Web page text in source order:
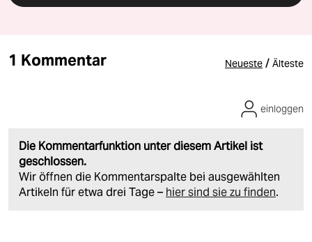
1 Kommentar Neueste / Älteste
Die Kommentarfunktion unter diesem Artikel ist
geschlossen.
Wir öffnen die Kommentarspalte bei ausgewählten
Artikeln für etwa drei Tage – hier sind sie zu finden.
einloggen